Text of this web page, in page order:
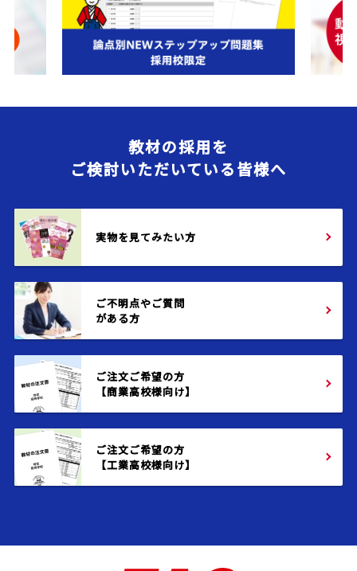
教材の採用を
ご検討いただいている皆様へ
実物を見てみたい方
ご不明点やご質問
がある方
ご注文ご希望の方
【商業高校様向け】
ご注文ご希望の方
【工業高校様向け】